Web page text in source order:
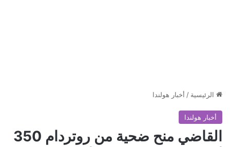
الرئيسية / أخبار هولندا
أخبار هولندا
القاضي منح ضحية من روتردام 350